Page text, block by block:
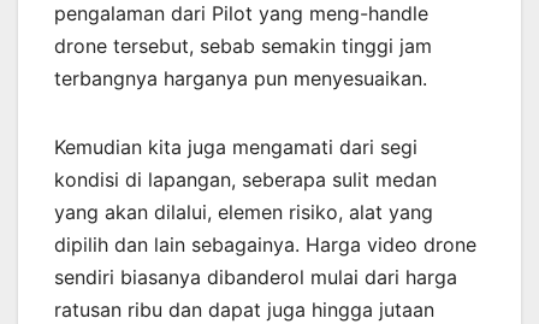
pengalaman dari Pilot yang meng-handle
drone tersebut, sebab semakin tinggi jam
terbangnya harganya pun menyesuaikan.
Kemudian kita juga mengamati dari segi
kondisi di lapangan, seberapa sulit medan
yang akan dilalui, elemen risiko, alat yang
dipilih dan lain sebagainya. Harga video drone
sendiri biasanya dibanderol mulai dari harga
ratusan ribu dan dapat juga hingga jutaan